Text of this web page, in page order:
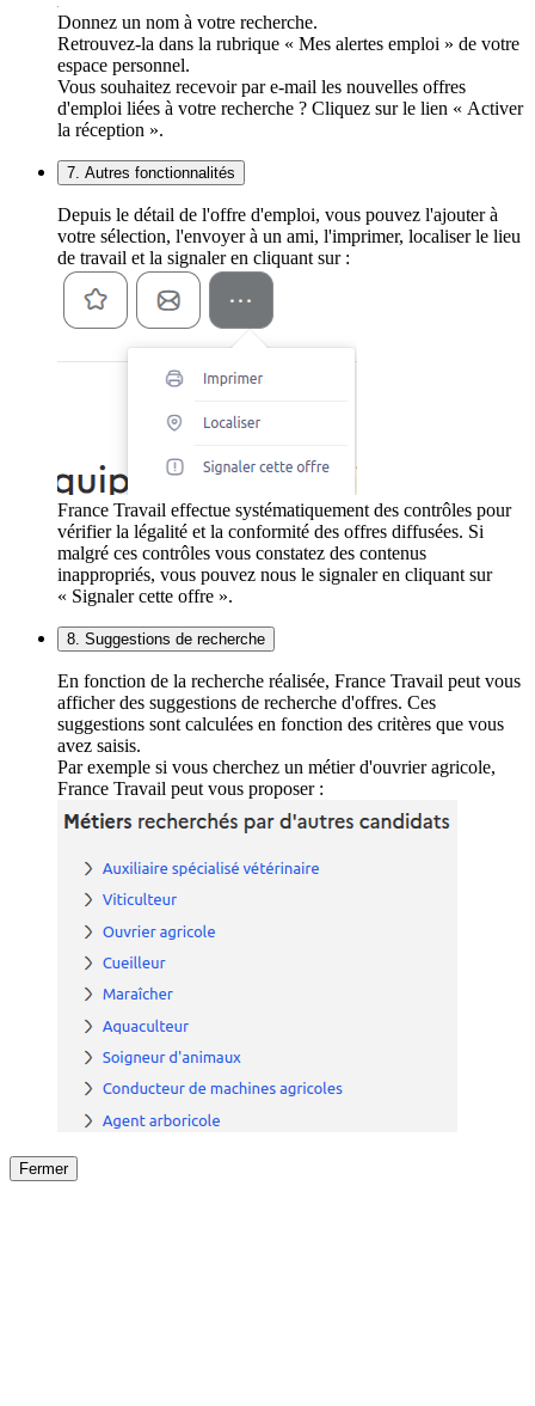
Donnez un nom à votre recherche.
Retrouvez-la dans la rubrique « Mes alertes emploi » de votre
espace personnel.
Vous souhaitez recevoir par e-mail les nouvelles offres
d'emploi liées à votre recherche ? Cliquez sur le lien « Activer
la réception ».
7. Autres fonctionnalités
Depuis le détail de l'offre d'emploi, vous pouvez l'ajouter à
votre sélection, l'envoyer à un ami, l'imprimer, localiser le lieu
de travail et la signaler en cliquant sur :
France Travail effectue systématiquement des contrôles pour
vérifier la légalité et la conformité des offres diffusées. Si
malgré ces contrôles vous constatez des contenus
inappropriés, vous pouvez nous le signaler en cliquant sur
« Signaler cette offre ».
8. Suggestions de recherche
En fonction de la recherche réalisée, France Travail peut vous
afficher des suggestions de recherche d'offres. Ces
suggestions sont calculées en fonction des critères que vous
avez saisis.
Par exemple si vous cherchez un métier d'ouvrier agricole,
France Travail peut vous proposer :
Fermer